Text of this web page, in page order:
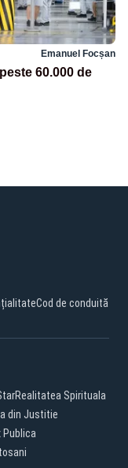
Emanuel Focșan
60.000 de
Cod de conduită
Realitatea Spirituala
din Justitie
Publica